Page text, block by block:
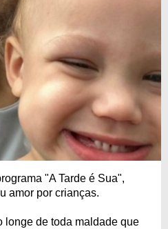
"A Tarde é Sua",
amor por crianças.
longe de toda maldade que